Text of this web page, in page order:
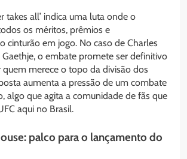
takes all’ indica uma luta onde o
os méritos, prêmios e
cinturão em jogo. No caso de Charles
Gaethje, o embate promete ser definitivo
quem merece o topo da divisão dos
aumenta a pressão de um combate
algo que agita a comunidade de fãs que
aqui no Brasil.
palco para o lançamento do